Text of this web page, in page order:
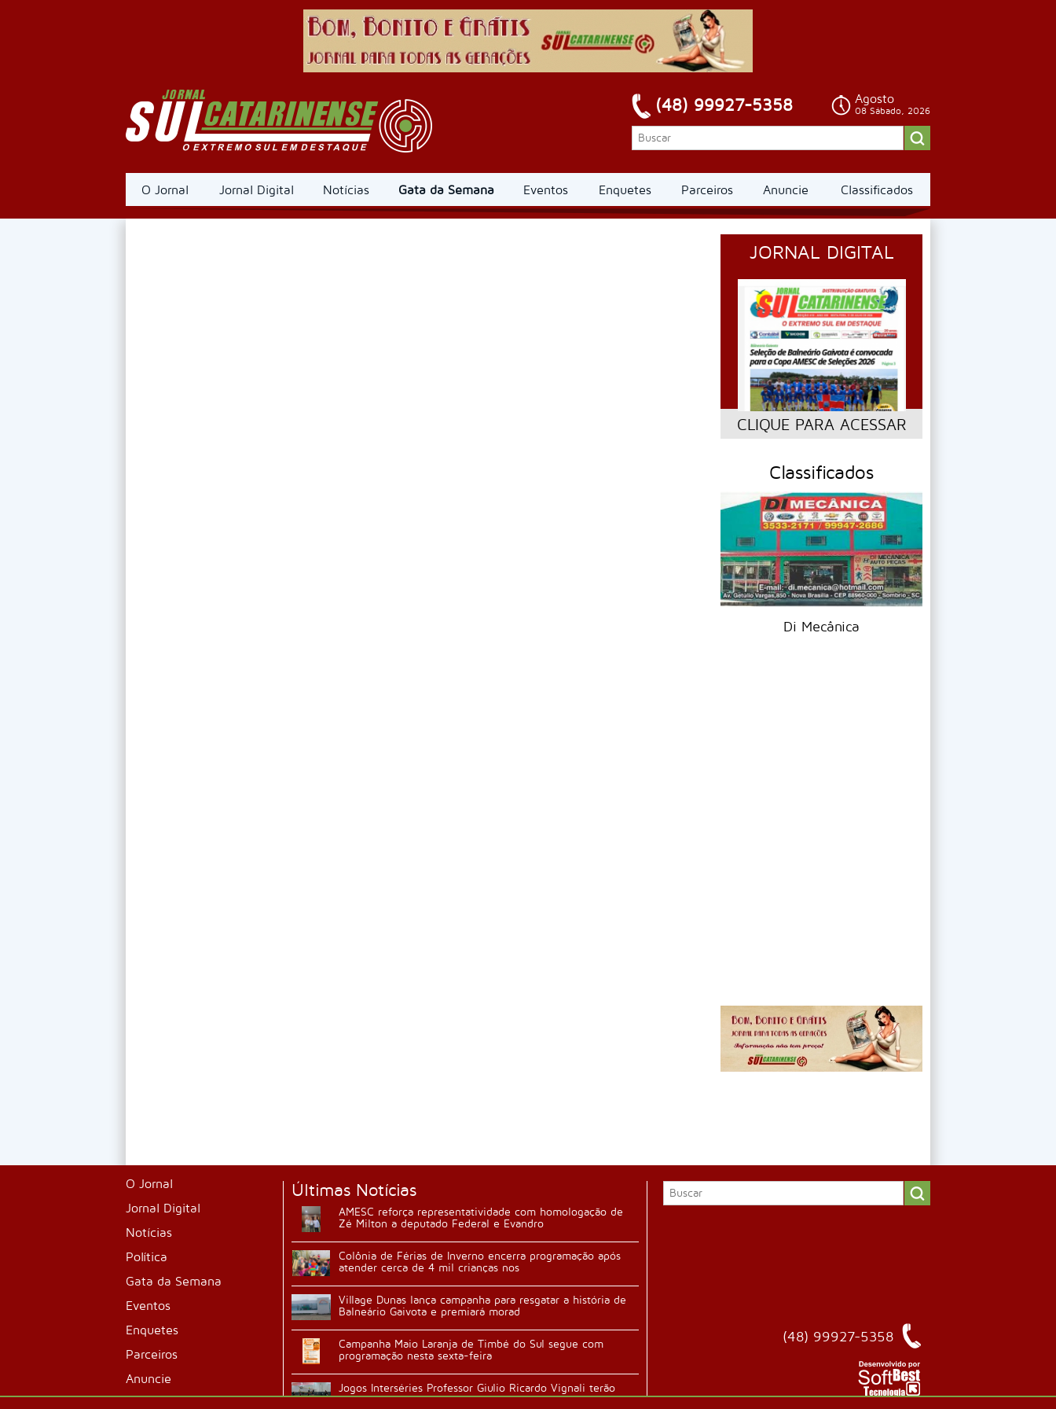
(48) 99927-5358 Agosto
08 Sábado, 2026
O Jornal Jornal Digital Notícias Gata da Semana Eventos Enquetes Parceiros Anuncie Classificados
JORNAL DIGITAL
CLIQUE PARA ACESSAR
Classificados
Di Mecânica
O Jornal
Jornal Digital
Notícias
Política
Gata da Semana
Eventos
Enquetes
Parceiros
Anuncie
Últimas Notícias
AMESC reforça representatividade com homologação de
Zé Milton a deputado Federal e Evandro
Colônia de Férias de Inverno encerra programação após
atender cerca de 4 mil crianças nos
Village Dunas lança campanha para resgatar a história de
Balneário Gaivota e premiará morad
Campanha Maio Laranja de Timbé do Sul segue com
programação nesta sexta-feira
Jogos Interséries Professor Giulio Ricardo Vignali terão
abertura durante festa da família n
(48) 99927-5358